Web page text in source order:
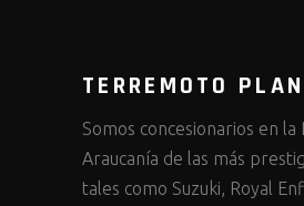
TERREMOTO
Somos concesionarios en la
Araucanía de las más
tales como Suzuki, Royal